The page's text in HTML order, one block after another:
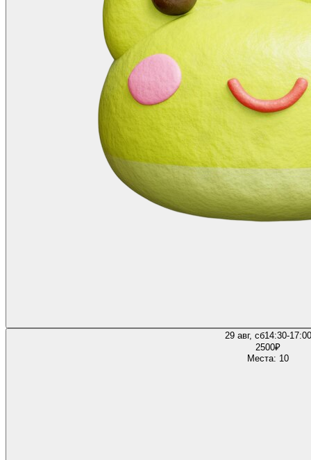
29 авг, сб14:30-17:00
2500₽
Места: 10